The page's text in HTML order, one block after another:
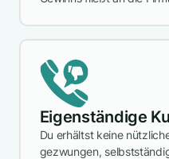
Eigenständige
Du erhältst keine
gezwungen,